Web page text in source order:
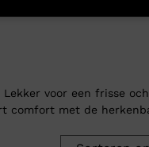
voor een frisse
comfort met de